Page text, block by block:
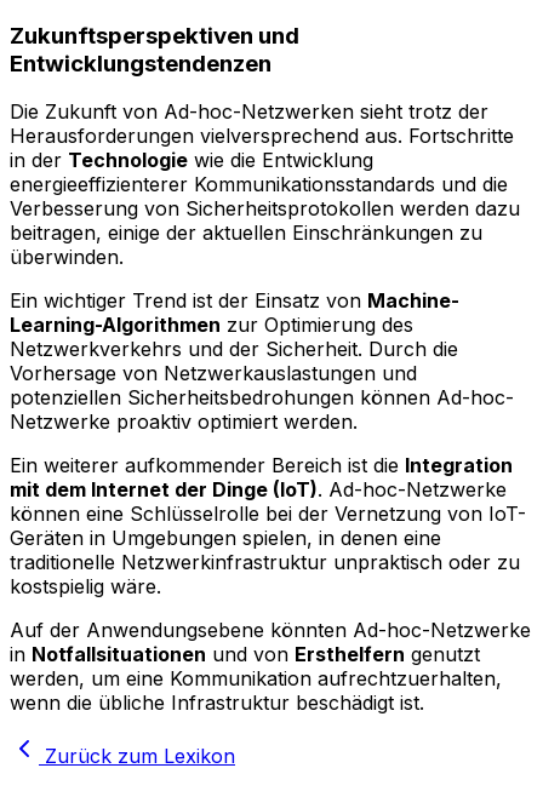
Zukunftsperspektiven und
Entwicklungstendenzen
Die Zukunft von Ad-hoc-Netzwerken sieht trotz der
Herausforderungen vielversprechend aus. Fortschritte
in der Technologie wie die Entwicklung
energieeffizienterer Kommunikationsstandards und die
Verbesserung von Sicherheitsprotokollen werden dazu
beitragen, einige der aktuellen Einschränkungen zu
überwinden.
Ein wichtiger Trend ist der Einsatz von Machine-
Learning-Algorithmen zur Optimierung des
Netzwerkverkehrs und der Sicherheit. Durch die
Vorhersage von Netzwerkauslastungen und
potenziellen Sicherheitsbedrohungen können Ad-hoc-
Netzwerke proaktiv optimiert werden.
Ein weiterer aufkommender Bereich ist die Integration
mit dem Internet der Dinge (IoT). Ad-hoc-Netzwerke
können eine Schlüsselrolle bei der Vernetzung von IoT-
Geräten in Umgebungen spielen, in denen eine
traditionelle Netzwerkinfrastruktur unpraktisch oder zu
kostspielig wäre.
Auf der Anwendungsebene könnten Ad-hoc-Netzwerke
in Notfallsituationen und von Ersthelfern genutzt
werden, um eine Kommunikation aufrechtzuerhalten,
wenn die übliche Infrastruktur beschädigt ist.
Zurück zum Lexikon